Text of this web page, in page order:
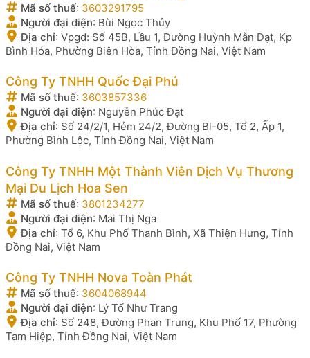
Mã số thuế: 3603291795
Người đại diện: Bùi Ngọc Thủy
Địa chỉ: Vpgd: Số 45B, Lầu 1, Đường Huỳnh Mẫn Đạt, Kp
Bình Hóa, Phường Biên Hòa, Tỉnh Đồng Nai, Việt Nam
Công Ty TNHH Quốc Đại Phú
Mã số thuế: 3603857336
Người đại diện: Nguyễn Phúc Đạt
Địa chỉ: Số 24/2/1, Hẻm 24/2, Đường Bl-05, Tổ 2, Ấp 1,
Phường Bình Lộc, Tỉnh Đồng Nai, Việt Nam
Công Ty TNHH Một Thành Viên Dịch Vụ Thương
Mại Du Lịch Hoa Sen
Mã số thuế: 3801234277
Người đại diện: Mai Thị Nga
Địa chỉ: Tổ 6, Khu Phố Thanh Bình, Xã Thiện Hưng, Tỉnh
Đồng Nai, Việt Nam
Công Ty TNHH Nova Toàn Phát
Mã số thuế: 3604068944
Người đại diện: Lý Tố Như Trang
Địa chỉ: Số 248, Đường Phan Trung, Khu Phố 17, Phường
Tam Hiệp, Tỉnh Đồng Nai, Việt Nam